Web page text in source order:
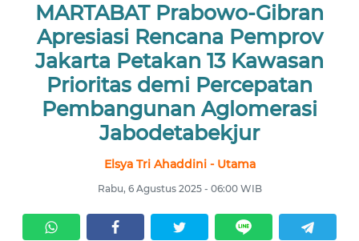
MARTABAT Prabowo-Gibran
Apresiasi Rencana Pemprov
Jakarta Petakan 13 Kawasan
Prioritas demi Percepatan
Pembangunan Aglomerasi
Jabodetabekjur
Elsya Tri Ahaddini - Utama
Rabu, 6 Agustus 2025 - 06:00 WIB
UTAMA
NUSANTARA
KHAS